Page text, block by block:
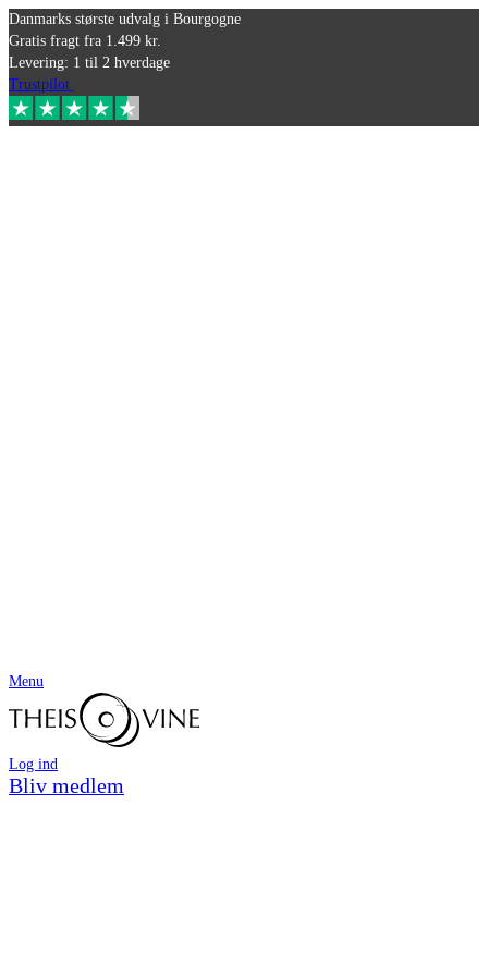
Danmarks største udvalg i Bourgogne
Gratis fragt fra 1.499 kr.
Levering: 1 til 2 hverdage
Trustpilot
Menu
Log ind
Bliv medlem